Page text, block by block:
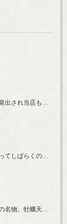
緊急事態宣言が京都府にも発出され当店も要請に従って20時完全閉店という形で営業なるべく短期間での要請解除へ一致団結です
京都市の時短営業要請に従ってしばらくの間20時までの営業とさせていただいております。寒い時期には温かいお蕎麦がおすすめ
毎年恒例になっています冬の名物、牡蠣天丼が販売開始です、広島県産の大粒牡蠣を使用し天ぷらならではのカリと衣クリーミーな味わいをどうぞ